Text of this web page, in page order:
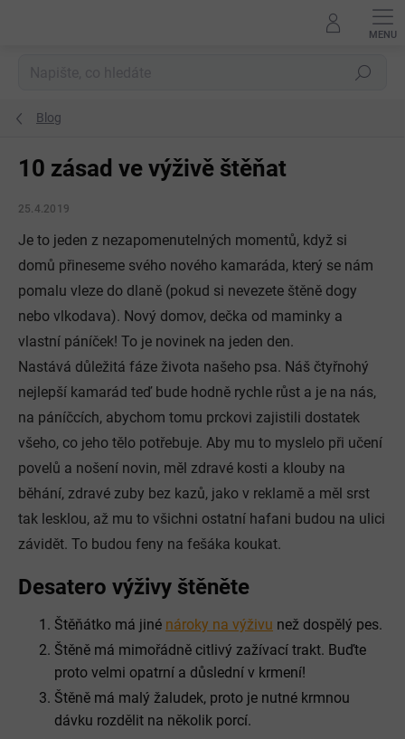
Hledat
Blog
10 zásad ve výživě štěňat
25.4.2019
Je to jeden z nezapomenutelných momentů, když si
domů přineseme svého nového kamaráda, který se nám
pomalu vleze do dlaně (pokud si nevezete štěně dogy
nebo vlkodava). Nový domov, dečka od maminky a
vlastní páníček! To je novinek na jeden den.
Nastává důležitá fáze života našeho psa. Náš čtyřnohý
nejlepší kamarád teď bude hodně rychle růst a je na nás,
na páníčcích, abychom tomu prckovi zajistili dostatek
všeho, co jeho tělo potřebuje. Aby mu to myslelo při učení
povelů a nošení novin, měl zdravé kosti a klouby na
běhání, zdravé zuby bez kazů, jako v reklamě a měl srst
tak lesklou, až mu to všichni ostatní hafani budou na ulici
závidět. To budou feny na fešáka koukat.
Desatero výživy štěněte
Štěňátko má jiné nároky na výživu než dospělý pes.
Štěně má mimořádně citlivý zažívací trakt. Buďte
proto velmi opatrní a důslední v krmení!
Štěně má malý žaludek, proto je nutné krmnou
dávku rozdělit na několik porcí.